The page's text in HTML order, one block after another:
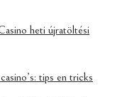
heti újratöltési
tips en tricks